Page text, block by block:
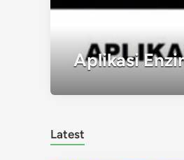
Aplikasi
Latest